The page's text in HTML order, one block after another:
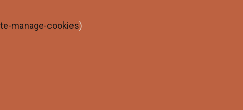
manage-cookies)